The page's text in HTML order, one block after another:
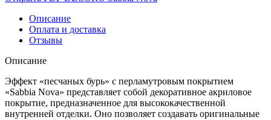
Описание
Оплата и доставка
Отзывы
Описание
Эффект «песчаных бурь» с перламутровым покрытием
«Sabbia Nova» представляет собой декоративное акриловое
покрытие, предназначенное для высококачественной
внутренней отделки. Оно позволяет создавать оригинальные